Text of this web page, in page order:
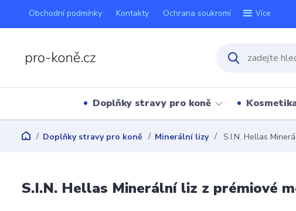
Obchodní podmínky Kontakty Ochrana soukromí Více
Doplňky stravy pro koně
Doplňky stravy pro koně Minerální lizy S.I.N. Hellas
S.I.N. Hellas Minerální liz z prémiové